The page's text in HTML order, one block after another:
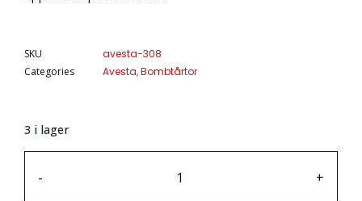
SKU
avesta-308
Categories
Avesta,Bombtårtor
3 i lager
- +